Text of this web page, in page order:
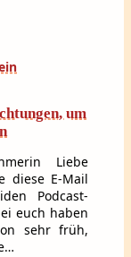
um
Liebe
diese E-Mail
Podcast-
euch haben
sehr früh,